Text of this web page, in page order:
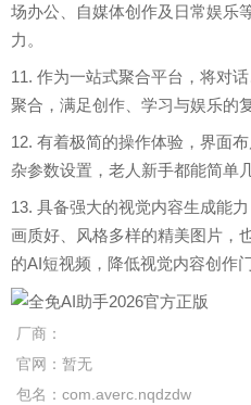
场办公、自媒体创作及日常娱乐
力。
11. 作为一站式聚合平台，将对话
聚合，满足创作、学习与娱乐的
12. 有着极简的操作体验，界面
杂参数设置，老人新手都能简单
13. 具备强大的视觉内容生成能
画质好、风格多样的精美图片，
的AI短视频，降低视觉内容创作门
厂商：
官网： 暂无
包名： com.averc.nqdzdw